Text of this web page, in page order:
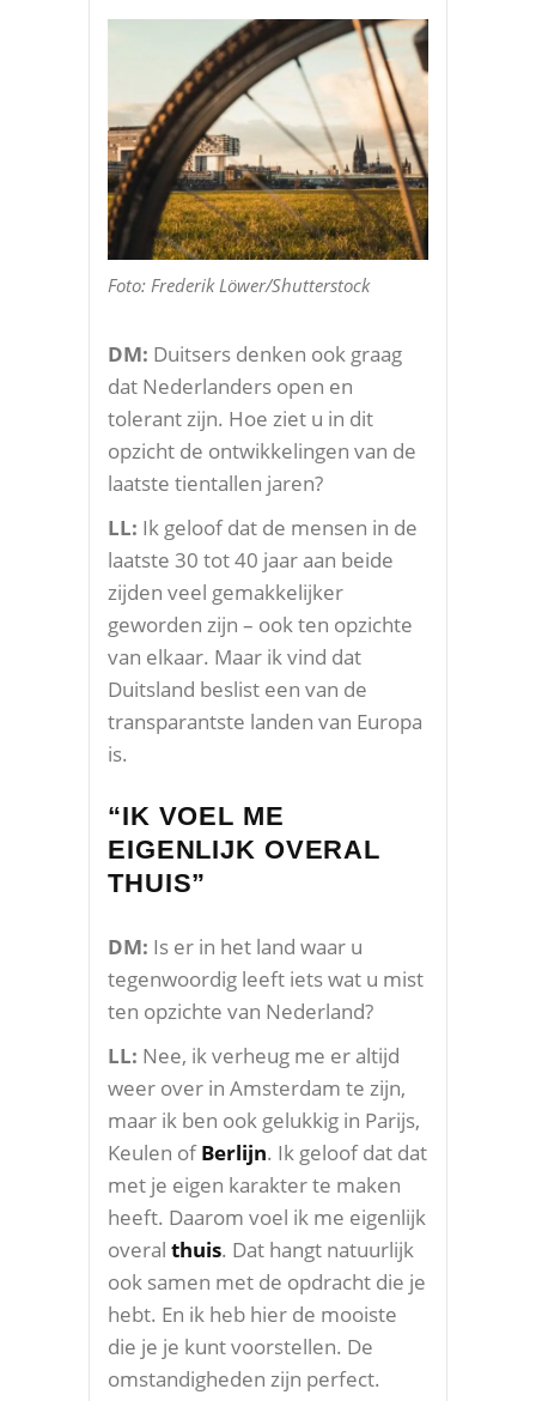
Foto: Frederik Löwer/Shutterstock
DM: Duitsers denken ook graag
dat Nederlanders open en
tolerant zijn. Hoe ziet u in dit
opzicht de ontwikkelingen van de
laatste tientallen jaren?
LL: Ik geloof dat de mensen in de
laatste 30 tot 40 jaar aan beide
zijden veel gemakkelijker
geworden zijn – ook ten opzichte
van elkaar. Maar ik vind dat
Duitsland beslist een van de
transparantste landen van Europa
is.
“IK VOEL ME
EIGENLIJK OVERAL
THUIS”
DM: Is er in het land waar u
tegenwoordig leeft iets wat u mist
ten opzichte van Nederland?
LL: Nee, ik verheug me er altijd
weer over in Amsterdam te zijn,
maar ik ben ook gelukkig in Parijs,
Keulen ofBerlijn. Ik geloof dat dat
met je eigen karakter te maken
heeft. Daarom voel ik me eigenlijk
overal thuis. Dat hangt natuurlijk
ook samen met de opdracht die je
hebt. En ik heb hier de mooiste
die je je kunt voorstellen. De
omstandigheden zijn perfect.